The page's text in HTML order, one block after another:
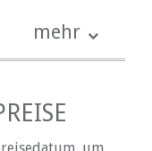
mehr